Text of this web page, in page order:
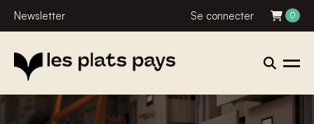
Newsletter Se connecter 0